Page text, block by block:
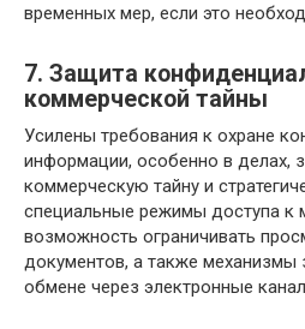
временных мер, если это
7. Защита
коммерческой тайны
Усилены требования к охране
информации, особенно в делах,
коммерческую тайну и
специальные режимы доступа к
возможность ограничивать
документов, а также
обмене через электронные